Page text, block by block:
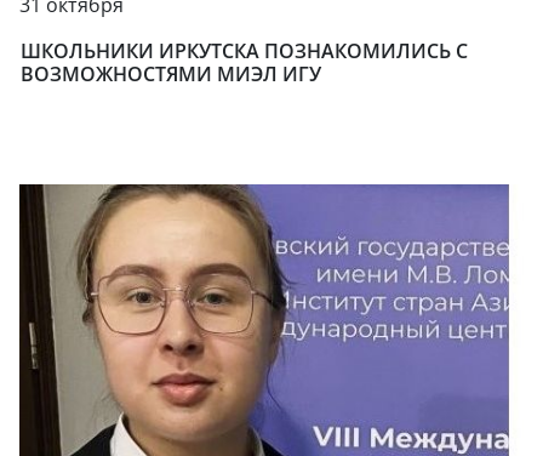
ШКОЛЬНИКИ ИРКУТСКА ПОЗНАКОМИЛИСЬ С
ВОЗМОЖНОСТЯМИ МИЭЛ ИГУ